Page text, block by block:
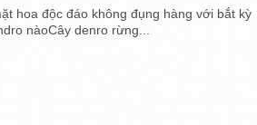
hoa độc đáo không đụng hàng với bắt kỳ
nàoCây denro rừng...